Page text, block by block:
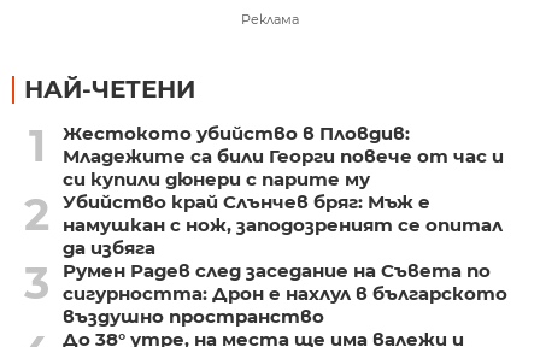
Реклама
НАЙ-ЧЕТЕНИ
1
Жестокото убийство в Пловдив:
Младежите са били Георги повече от час и
си купили дюнери с парите му
2
Убийство край Слънчев бряг: Мъж е
намушкан с нож, заподозреният се опитал
да избяга
3
Румен Радев след заседание на Съвета по
сигурността: Дрон е нахлул в българското
въздушно пространство
До 38° утре, на места ще има валежи и